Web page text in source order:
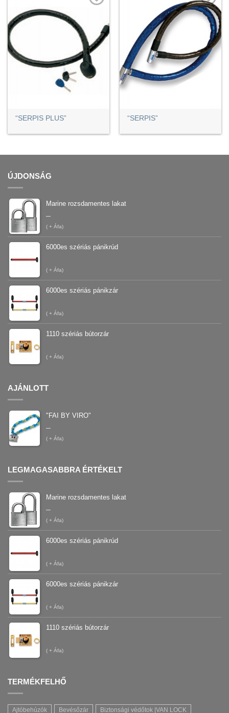
“SERPIS PLUS” “SERPIS”
ÚJDONSÁG
Marine rozsdamentes lakat
–
( + Áfa)
6000es szériás pánikrúd
( + Áfa)
6000es szériás pánikzár
( + Áfa)
1110 szériás bútorzár
( + Áfa)
AJÁNLOTT
"FAI BY VIRO"
–
( + Áfa)
LEGMAGASABBRA ÉRTÉKELT
Marine rozsdamentes lakat
–
( + Áfa)
6000es szériás pánikrúd
( + Áfa)
6000es szériás pánikzár
( + Áfa)
1110 szériás bútorzár
( + Áfa)
TERMÉKFELHŐ
Ajtóbehúzók Bevésőzár Biztonsági védőtok |VAN LOCK